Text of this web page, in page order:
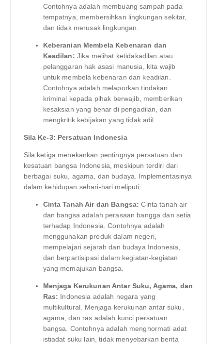
Contohnya adalah membuang sampah pada
tempatnya, membersihkan lingkungan sekitar,
dan tidak merusak lingkungan.
Keberanian Membela Kebenaran dan
Keadilan: Jika melihat ketidakadilan atau
pelanggaran hak asasi manusia, kita wajib
untuk membela kebenaran dan keadilan.
Contohnya adalah melaporkan tindakan
kriminal kepada pihak berwajib, memberikan
kesaksian yang benar di pengadilan, dan
mengkritik kebijakan yang tidak adil.
Sila Ke-3: Persatuan Indonesia
Sila ketiga menekankan pentingnya persatuan dan
kesatuan bangsa Indonesia, meskipun terdiri dari
berbagai suku, agama, dan budaya. Implementasinya
dalam kehidupan sehari-hari meliputi:
Cinta Tanah Air dan Bangsa: Cinta tanah air
dan bangsa adalah perasaan bangga dan setia
terhadap Indonesia. Contohnya adalah
menggunakan produk dalam negeri,
mempelajari sejarah dan budaya Indonesia,
dan berpartisipasi dalam kegiatan-kegiatan
yang memajukan bangsa.
Menjaga Kerukunan Antar Suku, Agama, dan
Ras: Indonesia adalah negara yang
multikultural. Menjaga kerukunan antar suku,
agama, dan ras adalah kunci persatuan
bangsa. Contohnya adalah menghormati adat
istiadat suku lain, tidak menyebarkan berita